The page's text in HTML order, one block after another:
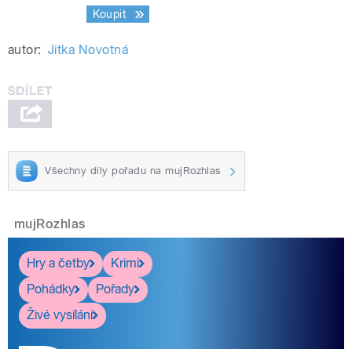
Koupit
autor: Jitka Novotná
Všechny díly pořadu na mujRozhlas
mujRozhlas
Hry a četby
Krimi
Pohádky
Pořady
Živé vysílání